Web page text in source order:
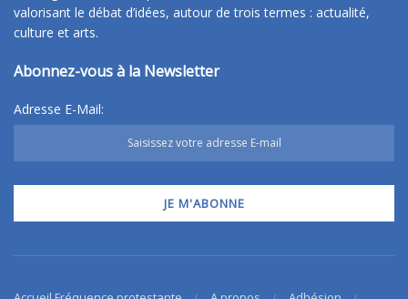
valorisant le débat d’idées, autour de trois termes : actualité,
culture et arts.
Abonnez-vous à la Newsletter
Adresse E-Mail: